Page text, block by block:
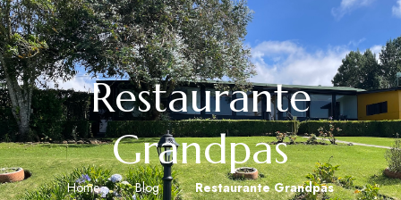
Restaurante
Grandpas
Home Blog Restaurante Grandpas